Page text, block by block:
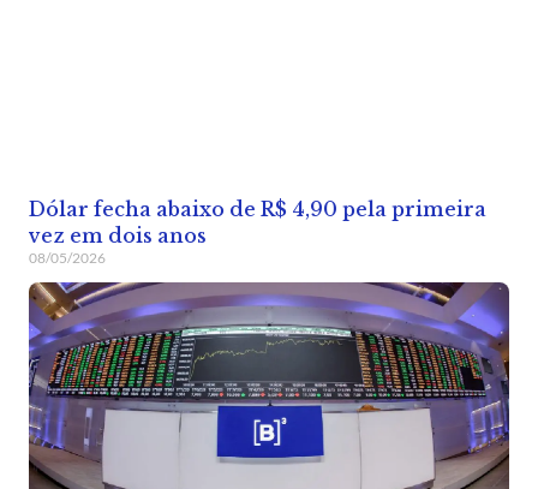
Dólar fecha abaixo de R$ 4,90 pela primeira
vez em dois anos
08/05/2026